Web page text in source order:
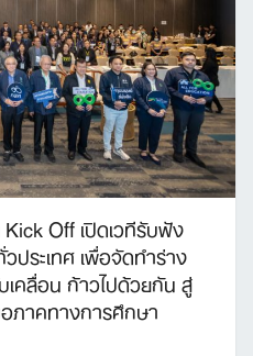
Off เปิดเวทีรับฟัง
ประเทศ เพื่อจัดทำร่าง
คลื่อน ก้าวไปด้วยกัน สู่
ภาคทางการศึกษา